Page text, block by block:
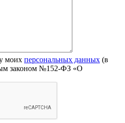
моих персональных данных (в
законом №152-ФЗ «О